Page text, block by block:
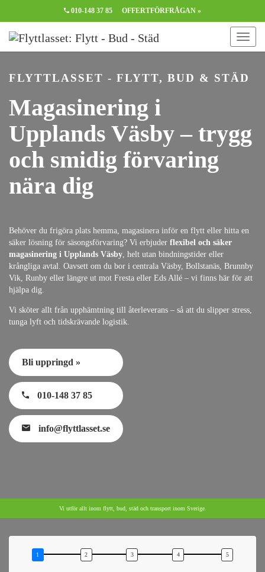
010-148 37 85 OFFERTFÖRFRÅGAN »
FLYTTLASSET - FLYTT, BUD & STÄD
Magasinering i
Upplands Väsby – trygg
och smidig förvaring
nära dig
Behöver du frigöra plats hemma, magasinera inför en flytt eller hitta en
säker lösning för säsongsförvaring? Vi erbjuder flexibel och säker
magasinering i Upplands Väsby, helt utan bindningstider eller
krångliga avtal. Oavsett om du bor i centrala Väsby, Bollstanäs, Brunnby
Vik, Runby eller längre ut mot Fresta eller Eds Allé – vi finns här för att
hjälpa dig.
Vi sköter allt från upphämtning till återleverans – så att du slipper stress,
tunga lyft och tidskrävande logistik.
Bli uppringd »
010-148 37 85
info@flyttlasset.se
Vi utför allt inom flytt, bud, städ och transport inom Sverige.